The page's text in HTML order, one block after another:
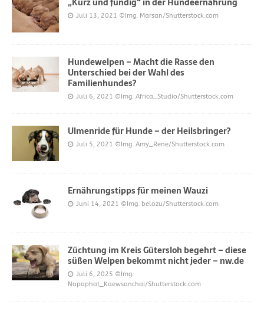
Juli 13, 2021 ©Img. Marsan/Shutterstock.com
Hundewelpen – Macht die Rasse den
Unterschied bei der Wahl des
Familienhundes?
Juli 6, 2021 ©Img. Africa_Studio/Shutterstock.com
Ulmenride für Hunde – der Heilsbringer?
Juli 5, 2021 ©Img. Amy_Rene/Shutterstock.com
Ernährungstipps für meinen Wauzi
Juni 14, 2021 ©Img. belozu/Shutterstock.com
Züchtung im Kreis Gütersloh begehrt – diese
süßen Welpen bekommt nicht jeder – nw.de
Juli 6, 2025 ©Img.
Napaphat_Kaewsanchai/Shutterstock.com